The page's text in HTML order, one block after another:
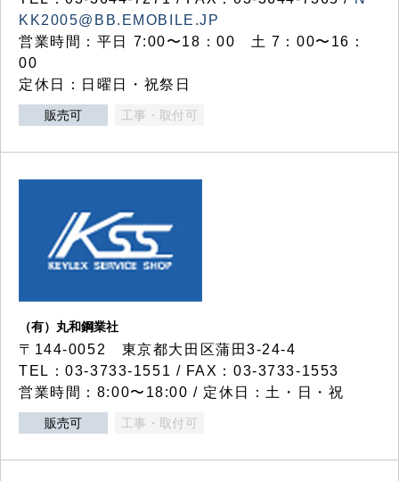
KK2005@BB.EMOBILE.JP
営業時間：平日 7:00〜18：00 土 7：00〜16：
00
定休日：日曜日・祝祭日
販売可 工事・取付可
（有）丸和鋼業社
〒144-0052 東京都大田区蒲田3-24-4
TEL：03-3733-1551 / FAX：03-3733-1553
営業時間：8:00〜18:00 / 定休日：土・日・祝
販売可 工事・取付可